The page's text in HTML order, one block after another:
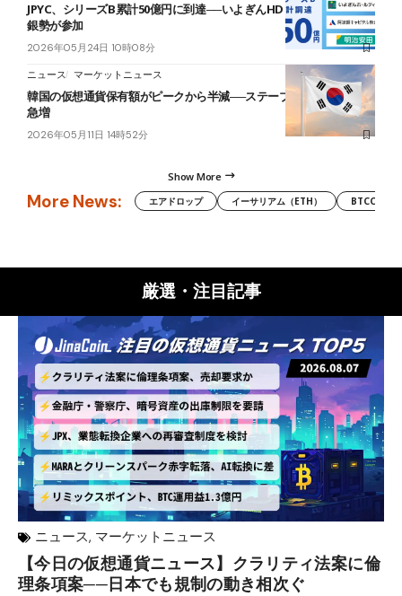
JPYC、シリーズB累計50億円に到達──いよぎんHD・阿波銀系など地
銀勢が参加
2026年05月24日 10時08分
ニュース マーケットニュース
韓国の仮想通貨保有額がピークから半減──ステーブルコインだけが
急増
2026年05月11日 14時52分
Show More
More News: エアドロップ イーサリアム（ETH） BTCC
厳選・注目記事
ニュース, マーケットニュース
【今日の仮想通貨ニュース】クラリティ法案に倫
理条項案──日本でも規制の動き相次ぐ